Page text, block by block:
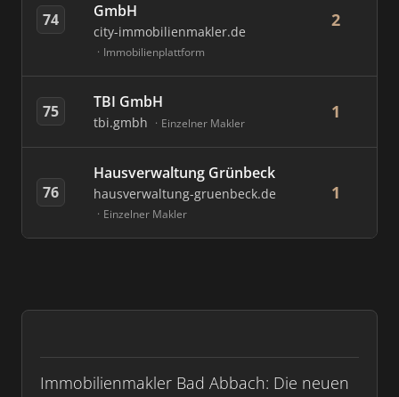
Immobilienmakler Bad Abbach: Die neuen
74
GmbH
city-immobilienmakler.de
Immobilienplattform
2
75 TBI GmbH
tbi.gmbh Einzelner Makler
1
76
Hausverwaltung Grünbeck
hausverwaltung-gruenbeck.de
Einzelner Makler
1